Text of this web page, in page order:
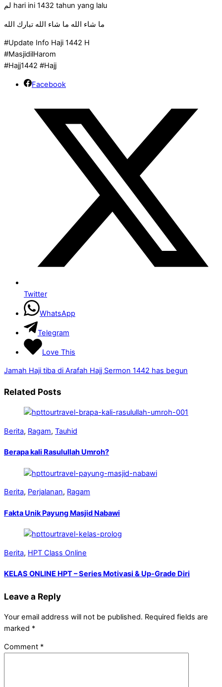
لم hari ini 1432 tahun yang lalu
‎‏ما شاء الله ما شاء الله تبارك الله
#Update Info Haji 1442 H
#MasjidilHarom
#Hajj1442 #Hajj
Facebook
Twitter
WhatsApp
Telegram
Love This
Jamah Haji tiba di Arafah Hajj Sermon 1442 has begun
Related Posts
Berita, Ragam, Tauhid
Berapa kali Rasulullah Umroh?
Berita, Perjalanan, Ragam
Fakta Unik Payung Masjid Nabawi
Berita, HPT Class Online
KELAS ONLINE HPT – Series Motivasi & Up-Grade Diri
Leave a Reply
Your email address will not be published. Required fields are
marked *
Comment *